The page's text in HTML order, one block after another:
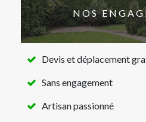
NOS
Devis et déplacement
Sans engagement
Artisan passionné